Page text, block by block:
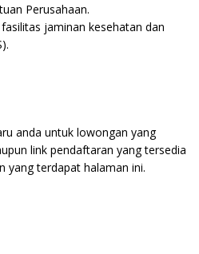
Perusahaan.
jaminan kesehatan dan
anda untuk lowongan yang
link pendaftaran yang tersedia
yang terdapat halaman ini.